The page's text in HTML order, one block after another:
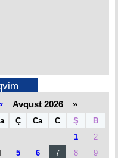
Avqust 2026 »
Ç Ca C Ş
B
1
2
5 6 7 8
9